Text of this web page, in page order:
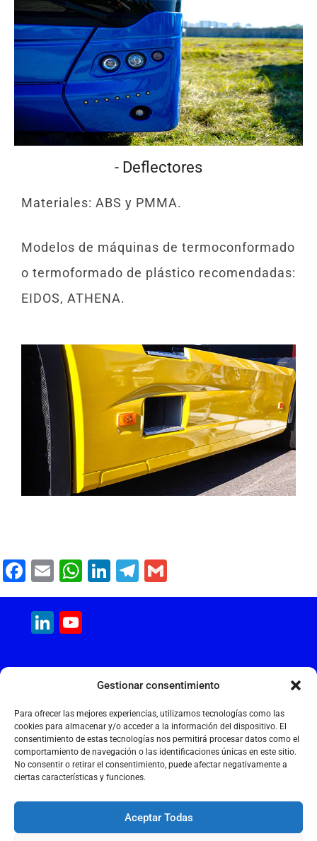
Gestionar consentimiento
Para ofrecer las mejores experiencias, utilizamos tecnologías como las
cookies para almacenar y/o acceder a la información del dispositivo. El
consentimiento de estas tecnologías nos permitirá procesar datos como el
comportamiento de navegación o las identificaciones únicas en este sitio.
No consentir o retirar el consentimiento, puede afectar negativamente a
ciertas características y funciones.
Aceptar Todas
- Deflectores
Materiales: ABS y PMMA.
Modelos de máquinas de termoconformado
o termoformado de plástico recomendadas:
EIDOS, ATHENA.
F
a
c
e
b
o
k
E
m
ai
W
h
A
p
Li
n
dI
n
T
el
a
m
m
LinkedIn
Calle Cantir, 12 – Nave 7
Polígono Industrial Magarola
08292 Esparreguera – Barcelona
+34 934 397 038
info@maquinariainternacional.com